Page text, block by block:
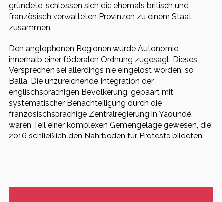
gründete, schlossen sich die ehemals britisch und
französisch verwalteten Provinzen zu einem Staat
zusammen.
Den anglophonen Regionen wurde Autonomie
innerhalb einer föderalen Ordnung zugesagt. Dieses
Versprechen sei allerdings nie eingelöst worden, so
Balla. Die unzureichende Integration der
englischsprachigen Bevölkerung, gepaart mit
systematischer Benachteiligung durch die
französischsprachige Zentralregierung in Yaoundé,
waren Teil einer komplexen Gemengelage gewesen, die
2016 schließlich den Nährboden für Proteste bildeten.